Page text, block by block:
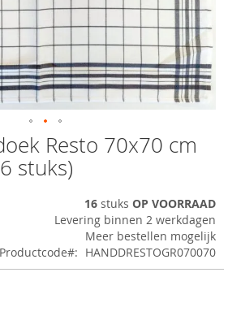
Resto 70x70 cm
stuks)
16 stuks OP VOORRAAD
Levering binnen 2 werkdagen
Meer bestellen mogelijk
Productcode
HANDDRESTOGR070070